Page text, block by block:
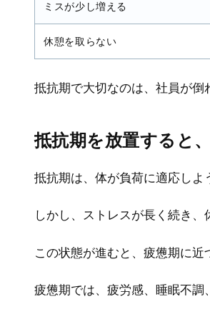
ミスが少し増える
休憩を取らない
抵抗期で大切なのは、社員が
抵抗期を放置すると
抵抗期は、体が負荷に適応しよ
しかし、ストレスが長く続き
この状態が進むと、疲憊期に近
疲憊期では、疲労感、睡眠不